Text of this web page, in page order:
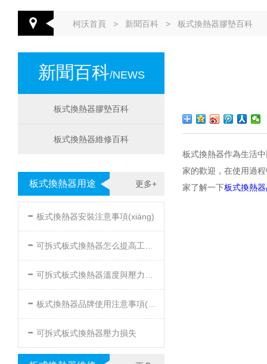
柯沃首頁 > 新聞百科 > 板式換熱器膠墊百科
新聞百科/NEWS
板式換熱器膠墊百科
板式換熱器維修百科
更多+
板式換熱器用途
- 板式換熱器安裝注意事項(xiàng)
- 可拆式板式換熱器怎么提高工作效率
- 可拆式板式換熱器溫度與壓力的要求
- 板式換熱器品牌使用注意事項(xiàng)
- 可拆式板式換熱器壓力損失
板式換熱器作為生活中
家的歡迎，在使用
家了解一下板式換熱